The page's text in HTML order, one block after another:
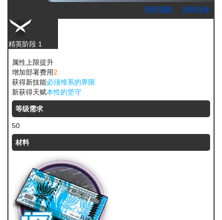
回到顶部 回到目录
精英阶段 1
属性上限提升
增加部署费用2
获得新技能必须维系的界限
新获得天赋本性的坚守
等级需求
50
材料